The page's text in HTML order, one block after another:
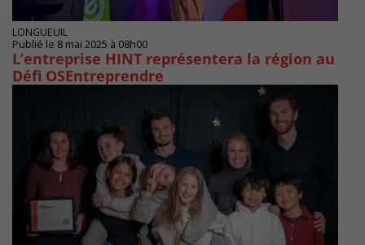
LONGUEUIL
Publié le 8 mai 2025 à 08h00
L’entreprise HINT représentera la région au
Défi OSEntreprendre